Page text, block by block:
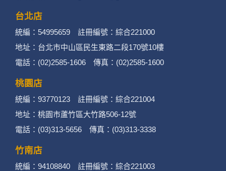
台北店
統編：54995659 註冊編號：綜合221000
地址：台北市中山區民生東路二段170號10樓
電話：(02)2585-1606 傳真：(02)2585-1600
桃園店
統編：93770123 註冊編號：綜合221004
地址：桃園市蘆竹區大竹路506-12號
電話：(03)313-5656 傳真：(03)313-3338
竹南店
統編：94108840 註冊編號：綜合221003